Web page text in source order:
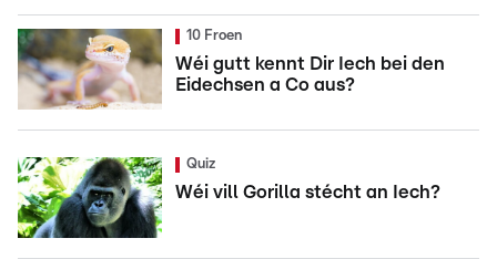
10 Froen
Wéi gutt kennt Dir Iech bei den
Eidechsen a Co aus?
Quiz
Wéi vill Gorilla stécht an Iech?